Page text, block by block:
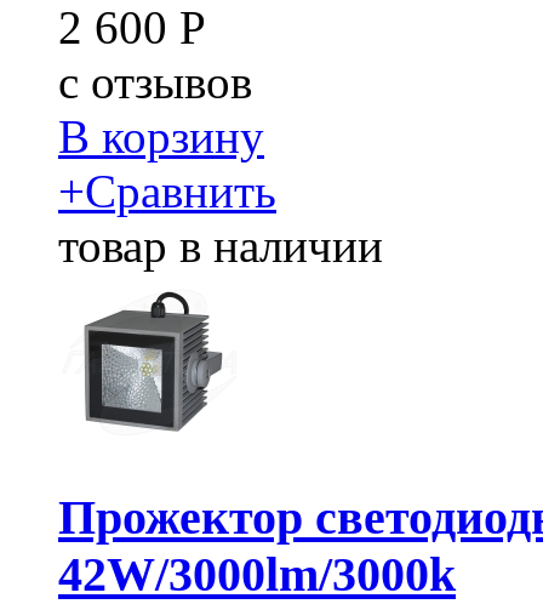
2 600 Р
c отзывов
В корзину
+Сравнить
товар в наличии
Прожектор
42W/3000lm/3000k